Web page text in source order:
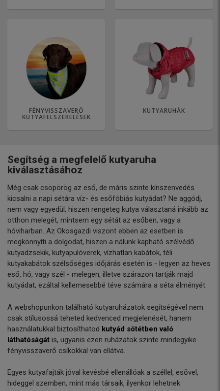
FÉNYVISSZAVERŐ
KUTYAFELSZERELÉSEK
KUTYARUHÁK
Segítség a megfelelő kutyaruha
kiválasztásához
Még csak csöpörög az eső, de máris szinte kínszenvedés
kicsalni a napi sétára víz- és esőfóbiás kutyádat? Ne aggódj,
nem vagy egyedül, hiszen rengeteg kutya választaná inkább az
otthon melegét, mintsem egy sétát az esőben, vagy a
hóviharban. Az Okosgazdi viszont ebben az esetben is
megkönnyíti a dolgodat, hiszen a nálunk kapható szélvédő
kutyadzsekik, kutyapulóverek, vízhatlan kabátok, téli
kutyakabátok szélsőséges időjárás esetén is - legyen az heves
eső, hó, vagy szél - melegen, illetve szárazon tartják majd
kutyádat, ezáltal kellemesebbé téve számára a séta élményét.
A webshopunkon található kutyaruházatok segítségével nem
csak stílusossá teheted kedvenced megjelenését, hanem
használatukkal biztosíthatod kutyád sötétben való
láthatóságát is, ugyanis ezen ruházatok szinte mindegyike
fényvisszaverő csíkokkal van ellátva.
Egyes kutyafajták jóval kevésbé ellenállóak a széllel, esővel,
hideggel szemben, mint más társaik, ilyenkor lehetnek